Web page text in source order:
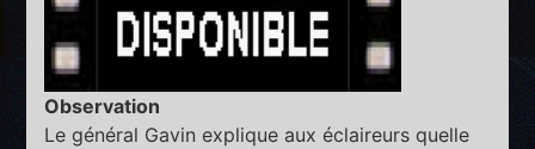
Observation
Le général Gavin explique aux éclaireurs quelle